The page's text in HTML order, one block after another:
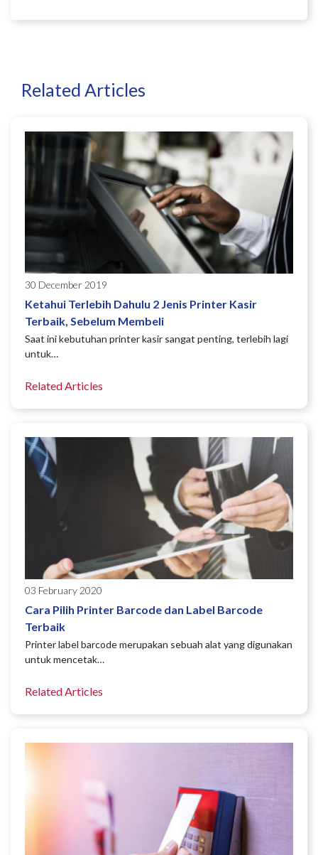
Related Articles
30 December 2019
Ketahui Terlebih Dahulu 2 Jenis Printer Kasir
Terbaik, Sebelum Membeli
Saat ini kebutuhan printer kasir sangat penting, terlebih lagi
untuk…
Related Articles
03 February 2020
Cara Pilih Printer Barcode dan Label Barcode
Terbaik
Printer label barcode merupakan sebuah alat yang digunakan
untuk mencetak…
Related Articles